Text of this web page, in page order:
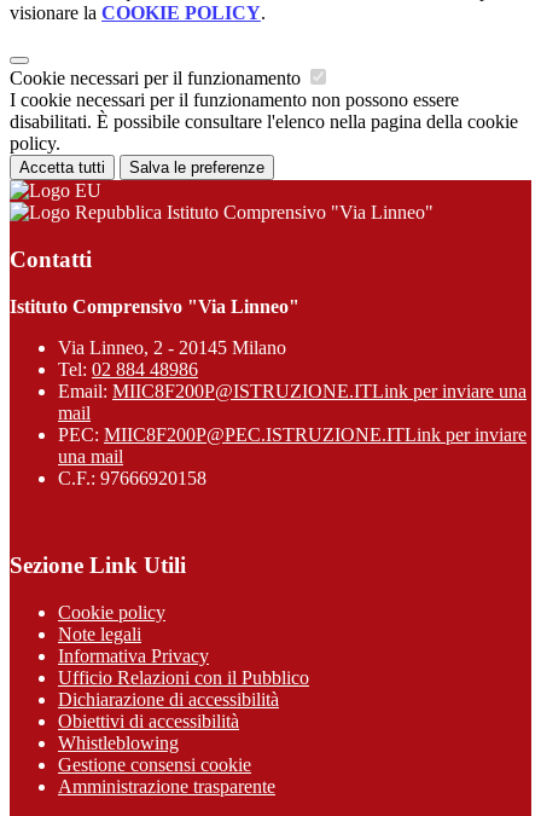
visionare la COOKIE POLICY.
Cookie necessari per il funzionamento
I cookie necessari per il funzionamento non possono essere
disabilitati. È possibile consultare l'elenco nella pagina della cookie
policy.
Accetta tutti Salva le preferenze
Istituto Comprensivo "Via Linneo"
Contatti
Istituto Comprensivo "Via Linneo"
Via Linneo, 2 - 20145 Milano
Tel: 02 884 48986
Email: MIIC8F200P@ISTRUZIONE.ITLink per inviare una
mail
PEC: MIIC8F200P@PEC.ISTRUZIONE.ITLink per inviare
una mail
C.F.: 97666920158
Sezione Link Utili
Cookie policy
Note legali
Informativa Privacy
Ufficio Relazioni con il Pubblico
Dichiarazione di accessibilità
Obiettivi di accessibilità
Whistleblowing
Gestione consensi cookie
Amministrazione trasparente